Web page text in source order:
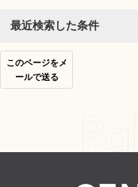
最近検索した条件
このページをメ
ールで送る